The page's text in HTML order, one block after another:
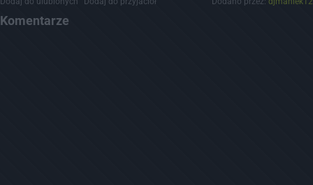
Komentarze